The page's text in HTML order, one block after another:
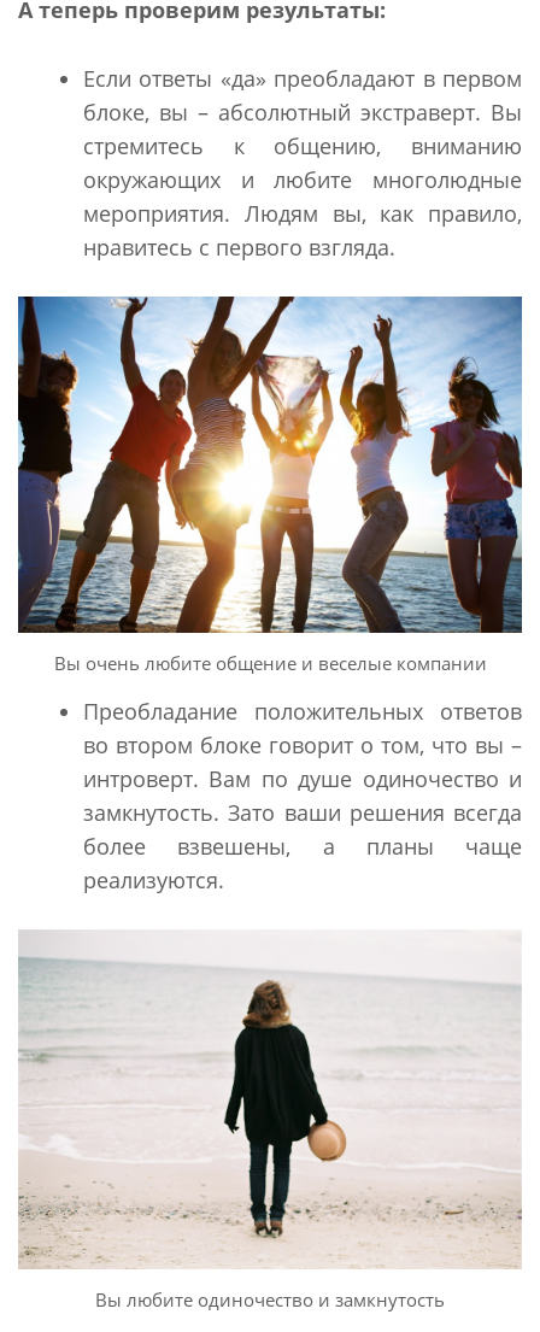
А теперь проверим результаты:
Если ответы «да» преобладают в первом
блоке, вы – абсолютный экстраверт. Вы
стремитесь к общению, вниманию
окружающих и любите многолюдные
мероприятия. Людям вы, как правило,
нравитесь с первого взгляда.
Вы очень любите общение и веселые компании
Преобладание положительных ответов
во втором блоке говорит о том, что вы –
интроверт. Вам по душе одиночество и
замкнутость. Зато ваши решения всегда
более взвешены, а планы чаще
реализуются.
Вы любите одиночество и замкнутость